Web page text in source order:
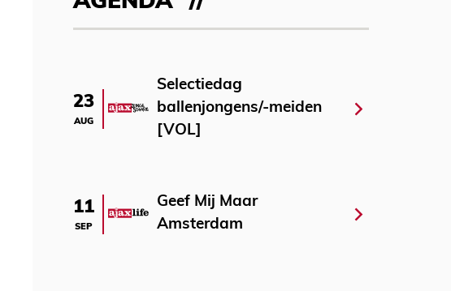
23
AUG
Selectiedag
ballenjongens/-meiden
[VOL]
11
SEP
Geef Mij Maar
Amsterdam